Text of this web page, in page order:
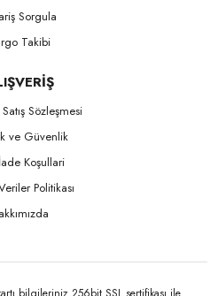
Sorgula
Takibi
Sözleşmesi
ve Güvenlik
Koşullari
Politikası